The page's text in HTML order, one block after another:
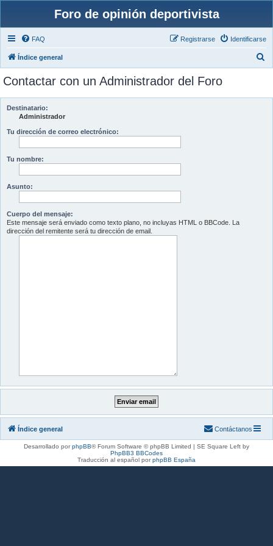
Foro de opinión deportivista
FAQ Identificarse
Registrarse
Índice general
c
Contactar con un Administrador del Foro
Destinatario:
Administrador
Tu dirección de correo electrónico:
Tu nombre:
Asunto:
Cuerpo del mensaje:
Este mensaje será enviado como texto plano, no incluyas HTML o BBCode. La
dirección del remitente será tu dirección de email.
Índice general Contáctanos
Desarrollado porphpBB® Forum Software © phpBB Limited | SE Square Left by
PhpBB3 BBCodes
Traducción al español porphpBB España